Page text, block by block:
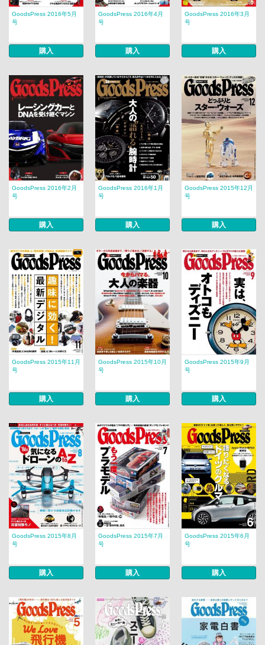
GoodsPress 2016年5月
号
購入
GoodsPress 2016年4月
号
購入
GoodsPress 2016年3月
号
購入
GoodsPress 2016年2月
号
購入
GoodsPress 2016年1月
号
購入
GoodsPress 2015年12月
号
購入
GoodsPress 2015年11月
号
購入
GoodsPress 2015年10月
号
購入
GoodsPress 2015年9月
号
購入
GoodsPress 2015年8月
号
購入
GoodsPress 2015年7月
号
購入
GoodsPress 2015年6月
号
購入